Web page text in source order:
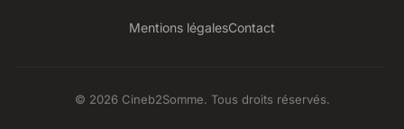
Mentions légalesContact
© 2026 Cineb2Somme. Tous droits réservés.